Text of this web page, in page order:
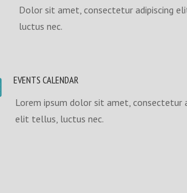
Dolor sit amet, consectetur adipiscing
luctus nec.
EVENTS CALENDAR
Lorem ipsum dolor sit amet, consectetur
elit tellus, luctus nec.